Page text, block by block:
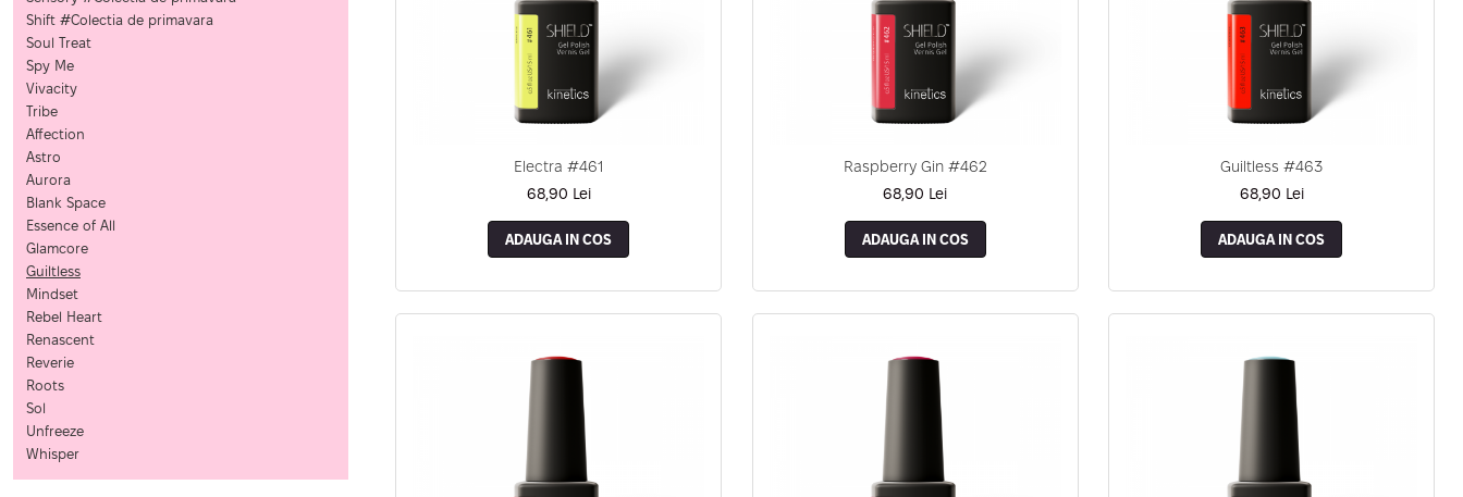
Geluri de Constructie
Gel In Bottle
Clasic Gel Medium
Jelly Gel Medium
Jelly Gel Strong
Acril
Accesorii
Tratament Filler cu Acid Hyaluronic
Păr Drept
Puro Sole (protectie solara)
Scalp
Styling
iSmooth Îndreptare Permanentă
LUCE Tratament
Laminare/Reconstructie
Shift #Colectia de primavara
Soul Treat
Spy Me
Vivacity
Tribe
Affection
Astro
Aurora
Blank Space
Essence of All
Glamcore
Guiltless
Mindset
Rebel Heart
Renascent
Reverie
Roots
Sol
Unfreeze
Whisper
Electra #461
68,90 Lei
ADAUGA IN COS
Raspberry Gin #462
68,90 Lei
ADAUGA IN COS
Guiltless #463
68,90 Lei
ADAUGA IN COS